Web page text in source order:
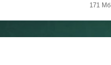
171 Мб